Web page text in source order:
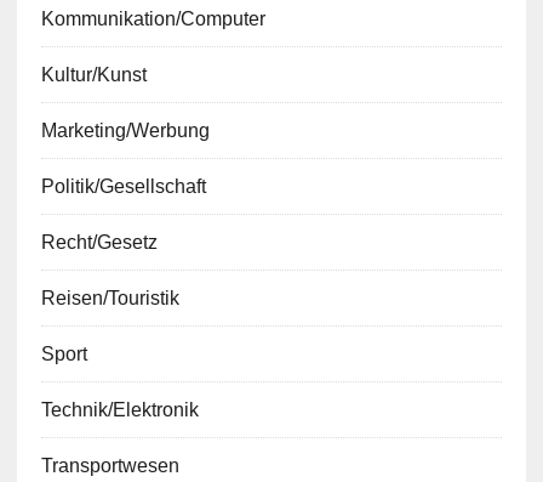
Kommunikation/Computer
Kultur/Kunst
Marketing/Werbung
Politik/Gesellschaft
Recht/Gesetz
Reisen/Touristik
Sport
Technik/Elektronik
Transportwesen